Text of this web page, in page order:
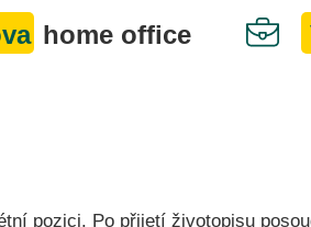
home office
pozici. Po přijetí životopisu